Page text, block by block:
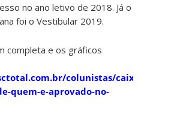
no ano letivo de 2018. Já o
foi o Vestibular 2019.
completa e os gráficos
colunistas/caixa-
quem-e-aprovado-no-